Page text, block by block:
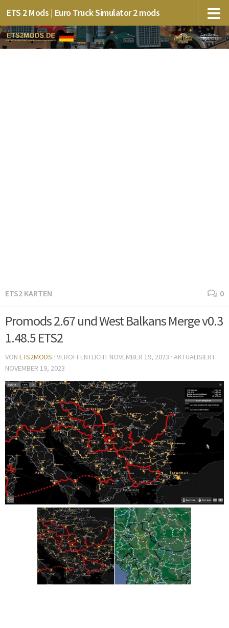
ETS 2 Mods | Euro Truck Simulator 2 mods
ETS2 KARTEN 0
Promods 2.67 und West Balkans Merge v0.3
1.48.5 ETS2
VON ETS2MODS · VERÖFFENTLICHT NOVEMBER 19, 2023 · AKTUALISIERT
NOVEMBER 19, 2023